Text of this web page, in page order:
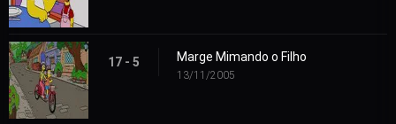
17 - 5 Marge Mimando o Filho
13/11/2005